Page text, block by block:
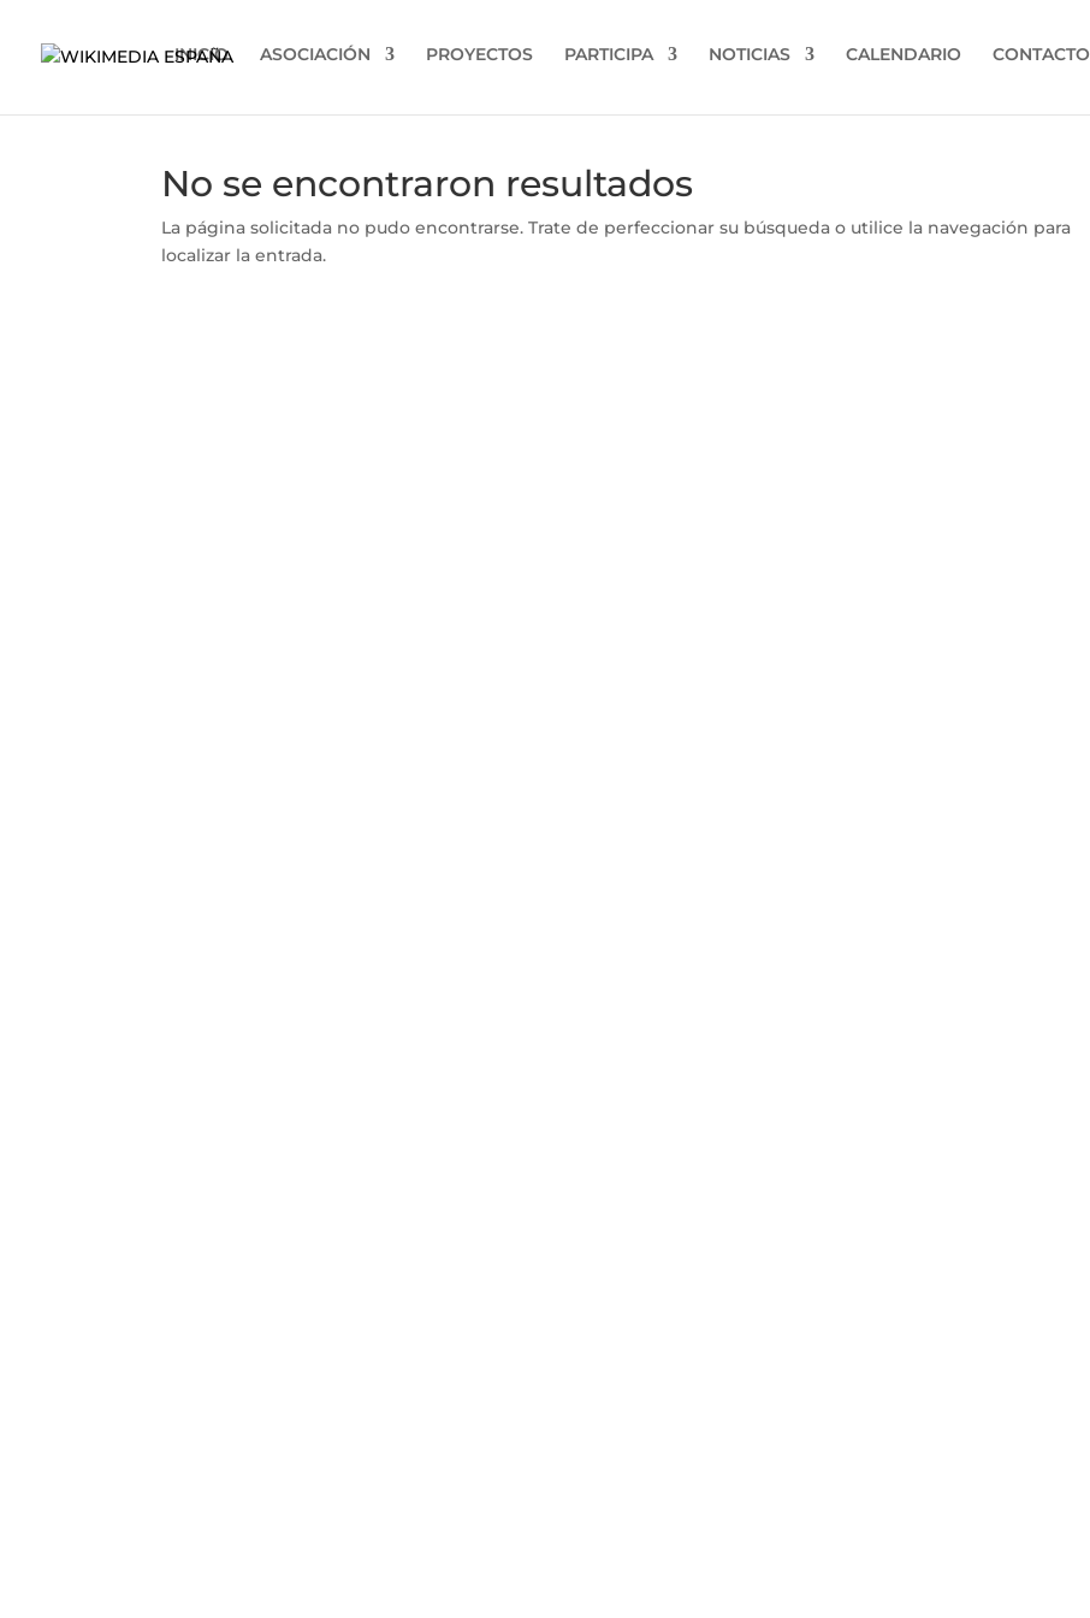
INICIO ASOCIACIÓN PROYECTOS PARTICIPA NOTICIAS CALENDARIO CONTACTO
No se encontraron resultados
La página solicitada no pudo encontrarse. Trate de perfeccionar su búsqueda o utilice la navegación para
localizar la entrada.